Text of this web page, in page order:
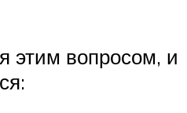
этим вопросом, и